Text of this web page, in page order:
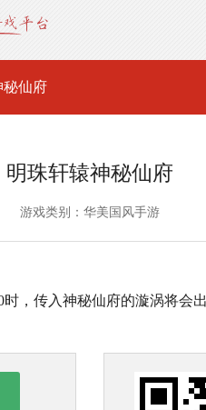
秘仙府
明珠轩辕神秘仙府
游戏类别：华美国风手游
时，传入神秘仙府的漩涡将会